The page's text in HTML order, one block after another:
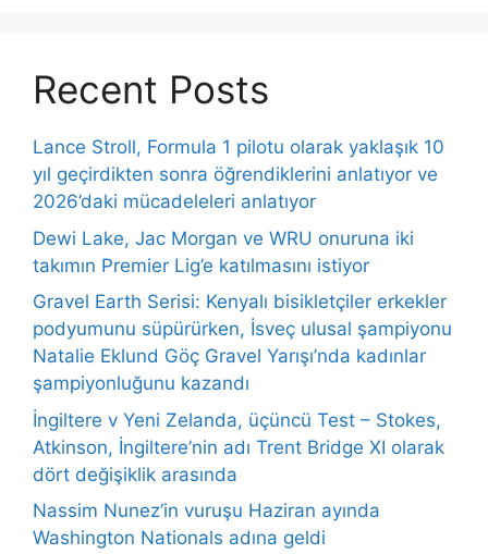
Recent Posts
Lance Stroll, Formula 1 pilotu olarak yaklaşık 10
yıl geçirdikten sonra öğrendiklerini anlatıyor ve
2026’daki mücadeleleri anlatıyor
Dewi Lake, Jac Morgan ve WRU onuruna iki
takımın Premier Lig’e katılmasını istiyor
Gravel Earth Serisi: Kenyalı bisikletçiler erkekler
podyumunu süpürürken, İsveç ulusal şampiyonu
Natalie Eklund Göç Gravel Yarışı’nda kadınlar
şampiyonluğunu kazandı
İngiltere v Yeni Zelanda, üçüncü Test – Stokes,
Atkinson, İngiltere’nin adı Trent Bridge XI olarak
dört değişiklik arasında
Nassim Nunez’in vuruşu Haziran ayında
Washington Nationals adına geldi